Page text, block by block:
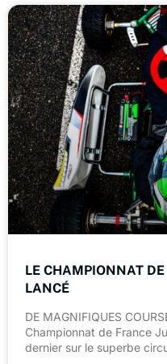
LE CHAMPIONNAT
LANCÉ
DE MAGNIFIQUES
Championnat de France
dernier sur le superbe